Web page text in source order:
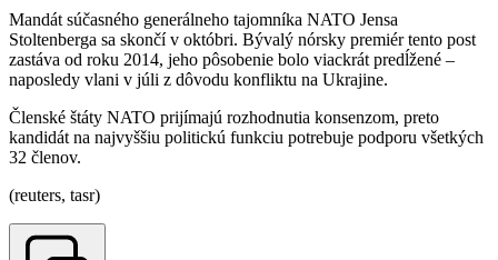
Mandát súčasného generálneho tajomníka NATO Jensa
Stoltenberga sa skončí v októbri. Bývalý nórsky premiér tento post
zastáva od roku 2014, jeho pôsobenie bolo viackrát predĺžené –
naposledy vlani v júli z dôvodu konfliktu na Ukrajine.
Členské štáty NATO prijímajú rozhodnutia konsenzom, preto
kandidát na najvyššiu politickú funkciu potrebuje podporu všetkých
32 členov.
(reuters, tasr)